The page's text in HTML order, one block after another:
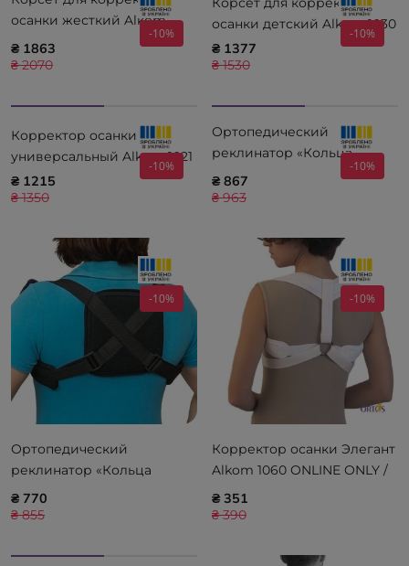
-10%
осанки жесткий Alkom
1020
₴ 1863
₴ 2070
-10%
осанки детский Alkom 1030
₴ 1377
₴ 1530
-10%
Корректор осанки
универсальный Alkom 1021
₴ 1215
₴ 1350
-10%
Ортопедический
реклинатор «Кольца
Дельбе» Alkom 1080
₴ 867
₴ 963
-10%
Ортопедический
реклинатор «Кольца
Дельбе» детский Алком
1080 k
₴ 770
₴ 855
-10%
Корректор осанки Элегант
Alkom 1060 ONLINE ONLY /
WAYFORPAY
₴ 351
₴ 390